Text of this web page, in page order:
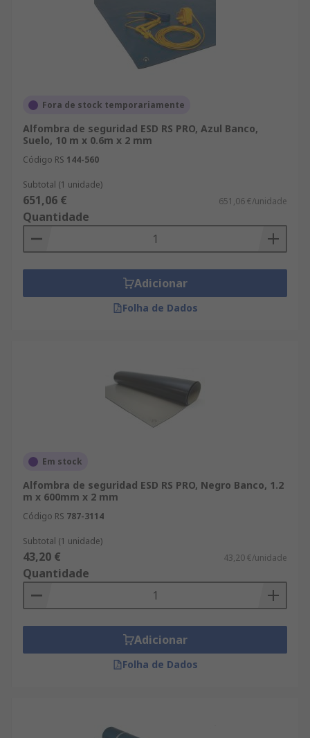
Fora de stock temporariamente
Alfombra de seguridad ESD RS PRO, Azul Banco,
Suelo, 10 m x 0.6m x 2 mm
Código RS 144-560
Subtotal (1 unidade)
651,06 € 651,06 €/unidade
Quantidade
Adicionar
Folha de Dados
Em stock
Alfombra de seguridad ESD RS PRO, Negro Banco, 1.2
m x 600mm x 2 mm
Código RS 787-3114
Subtotal (1 unidade)
43,20 € 43,20 €/unidade
Quantidade
Adicionar
Folha de Dados